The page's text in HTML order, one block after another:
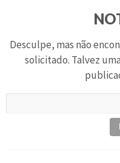
Desculpe, mas não
solicitado. Talvez